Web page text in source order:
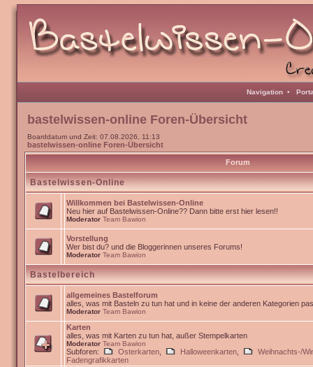
Navigation •
bastelwissen-online Foren-Übersicht
Boarddatum und Zeit: 07.08.2026, 11:13
bastelwissen-online Foren-Übersicht
Forum
Bastelwissen-Online
Willkommen bei Bastelwissen-Online
Neu hier auf Bastelwissen-Online?? Dann bitte erst hier lesen!!
Moderator Team Bawion
Vorstellung
Wer bist du? und die Bloggerinnen unseres Forums!
Moderator Team Bawion
Bastelbereich
allgemeines Bastelforum
alles, was mit Basteln zu tun hat und in keine der anderen Kategorien
Moderator Team Bawion
Karten
alles, was mit Karten zu tun hat, außer Stempelkarten
Moderator Team Bawion
Subforen: Osterkarten Halloweenkarten
Weihnachts-/
Fadengrafikkarten